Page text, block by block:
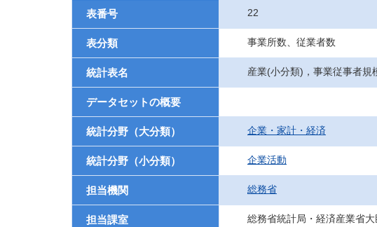
表番号 22
表分類 事業所数、従業者数
統計表名 産業(小分類)，事業従事者
データセットの概要
統計分野（大分類） 企業・家計・経済
統計分野（小分類） 企業活動
担当機関 総務省
担当課室 総務省統計局・経済産業省